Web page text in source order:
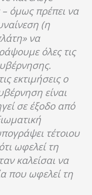
– όμως πρέπει να
(η
να
όλες τις
εκτιμήσεις ο
είναι
σε έξοδο από
τέτοιου
ωφελεί τη
καλείσαι να
που ωφελεί τη